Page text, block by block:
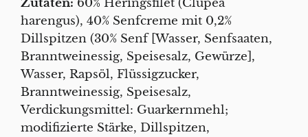
Zutaten: 60% Heringsfilet (Clupea
harengus), 40% Senfcreme mit 0,2%
Dillspitzen (30% Senf [Wasser, Senfsaaten,
Branntweinessig, Speisesalz, Gewürze],
Wasser, Rapsöl, Flüssigzucker,
Branntweinessig, Speisesalz,
Verdickungsmittel: Guarkernmehl;
modifizierte Stärke, Dillspitzen,